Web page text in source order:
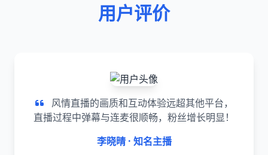
用户评价
风情直播的画质和互动体验远超其他平台，
直播过程中弹幕与连麦很顺畅，粉丝增长明显！
李晓晴 · 知名主播